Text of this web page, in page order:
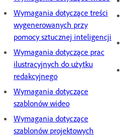
Wymagania dotyczące treści
wygenerowanych przy
pomocy sztucznej inteligencji
Wymagania dotyczące prac
ilustracyjnych do użytku
redakcyjnego
Wymagania dotyczące
szablonów wideo
Wymagania dotyczące
szablonów projektowych